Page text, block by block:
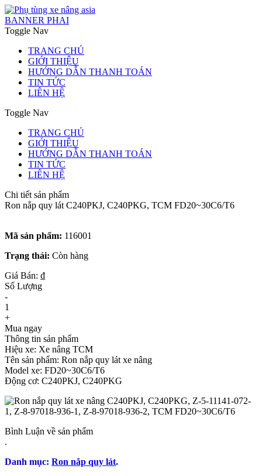
BANNER PHAI
Toggle Nav
TRANG CHỦ
GIỚI THIỆU
HƯỚNG DẪN THANH TOÁN
TIN TỨC
LIÊN HỆ
Toggle Nav
TRANG CHỦ
GIỚI THIỆU
HƯỚNG DẪN THANH TOÁN
TIN TỨC
LIÊN HỆ
Chi tiết sản phẩm
Ron nắp quy lát C240PKJ, C240PKG, TCM FD20~30C6/T6
Mã sản phẩm: 116001
Trạng thái: Còn hàng
Giá Bán: ₫
Số Lượng
-
1
+
Mua ngay
Thông tin sản phẩm
Hiệu xe: Xe nâng TCM
Tên sản phẩm: Ron nắp quy lát xe nâng
Model xe: FD20~30C6/T6
Ðộng cơ: C240PKJ, C240PKG
Bình Luận về sản phẩm
.
Danh mục: Ron nắp quy lát.